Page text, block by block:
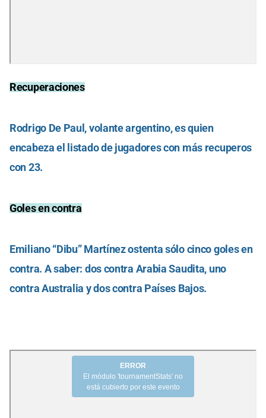
Recuperaciones
Rodrigo De Paul, volante argentino, es quien
encabeza el listado de jugadores con más recuperos
con 23.
Goles en contra
Emiliano “Dibu” Martínez ostenta sólo cinco goles en
contra. A saber: dos contra Arabia Saudita, uno
contra Australia y dos contra Países Bajos.